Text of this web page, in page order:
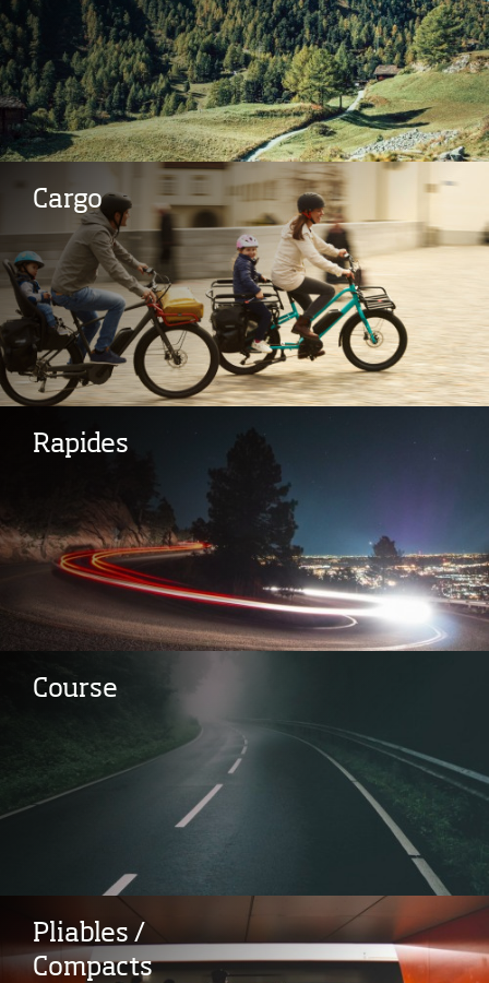
Cargo
Rapides
Course
Pliables /
Compacts